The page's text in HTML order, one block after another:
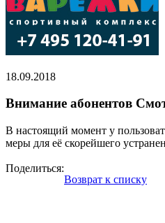
18.09.2018
Внимание абонентов
В настоящий момент у
меры для её скорейшего
Поделиться:
Возврат к списку